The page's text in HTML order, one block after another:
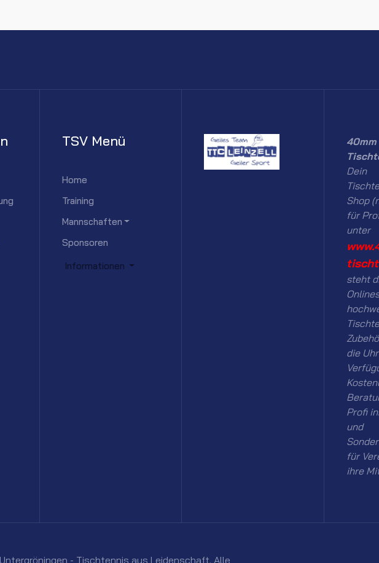
TSV Menü
Home
Training
Mannschaften
Sponsoren
Informationen
Dein
Shop
für
unter
steht
die
Profi
und
für
ihre
- Tischtennis aus Leidenschaft. Alle